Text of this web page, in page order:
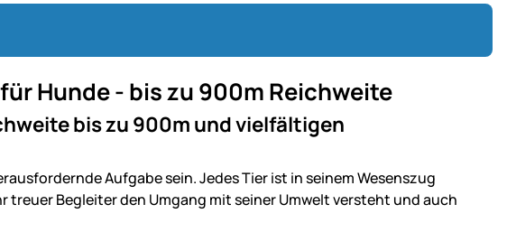
Hunde - bis zu 900m Reichweite
bis zu 900m und vielfältigen
Aufgabe sein. Jedes Tier ist in seinem Wesenszug
treuer Begleiter den Umgang mit seiner Umwelt versteht und auch